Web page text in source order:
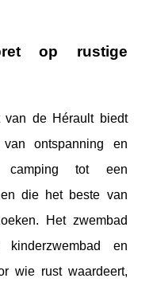
op rustige
de Hérault biedt
van ontspanning en
camping tot een
die het beste van
Het zwembad
en
wie rust waardeert,